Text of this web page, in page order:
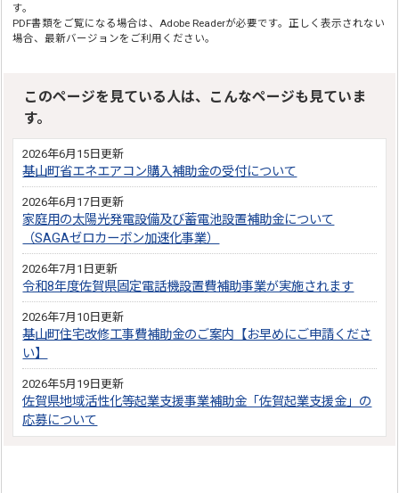
す。
PDF書類をご覧になる場合は、Adobe Readerが必要です。正しく表示されない
場合、最新バージョンをご利用ください。
このページを見ている人は、こんなページも見ていま
す。
2026年6月15日更新
基山町省エネエアコン購入補助金の受付について
2026年6月17日更新
家庭用の太陽光発電設備及び蓄電池設置補助金について
（SAGAゼロカーボン加速化事業）
2026年7月1日更新
令和8年度佐賀県固定電話機設置費補助事業が実施されます
2026年7月10日更新
基山町住宅改修工事費補助金のご案内【お早めにご申請くださ
い】
2026年5月19日更新
佐賀県地域活性化等起業支援事業補助金「佐賀起業支援金」の
応募について